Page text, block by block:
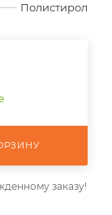
Полистирол
заказу!